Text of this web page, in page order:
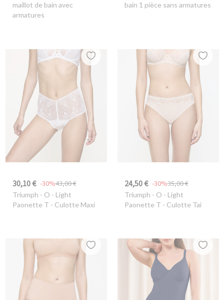
maillot de bain avec
armatures
bain 1 pièce sans armatures
30,10 € 43,00 €
-30%
Triumph - O - Light
Paonette T - Culotte Maxi
24,50 € 35,00 €
-30%
Triumph - O - Light
Paonette T - Culotte Tai